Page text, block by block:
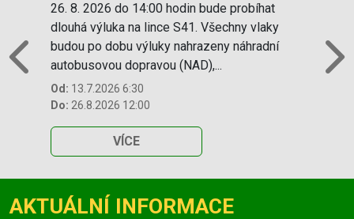
26. 8. 2026 do 14:00 hodin bude probíhat
dlouhá výluka na lince S41. Všechny vlaky
budou po dobu výluky nahrazeny náhradní
autobusovou dopravou (NAD),...
Od: 13.7.2026 6:30
Do: 26.8.2026 12:00
VÍCE
Previous
AKTUÁLNÍ INFORMACE